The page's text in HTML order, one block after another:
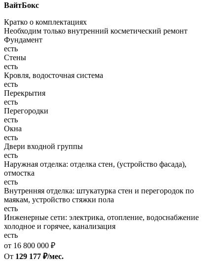
ВайтБокс
Кратко о комплектациях
Необходим только внутренний косметический ремонт
Фундамент
есть
Стены
есть
Кровля, водосточная система
есть
Перекрытия
есть
Перегородки
есть
Окна
есть
Двери входной группы
есть
Наружная отделка: отделка стен, (устройство фасада),
отмостка
есть
Внутренняя отделка: штукатурка стен и перегородок по
маякам, устройство стяжки пола
есть
Инженерные сети: электрика, отопление, водоснабжение
холодное и горячее, канализация
есть
от 16 800 000 ₽
От 129 177 ₽/мес.